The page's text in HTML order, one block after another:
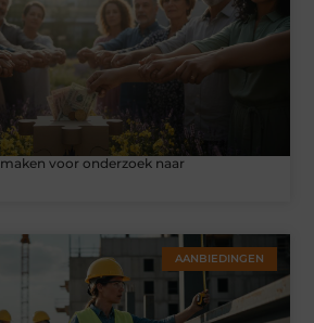
voor onderzoek naar
AANBIEDINGEN